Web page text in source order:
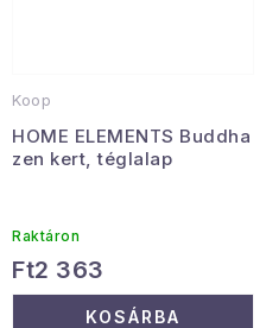
Koop
HOME ELEMENTS Buddha
zen kert, téglalap
Raktáron
Ft2 363
KOSÁRBA